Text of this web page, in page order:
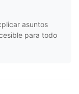
asuntos
para todo